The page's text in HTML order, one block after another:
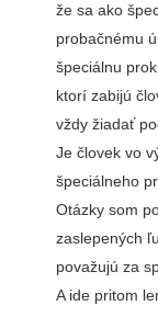
že sa ako
probačnému
špeciálnu
ktorí zabijú
vždy žiadať
Je človek vo
špeciálneho
Otázky som
zaslepených
považujú za
A ide pritom